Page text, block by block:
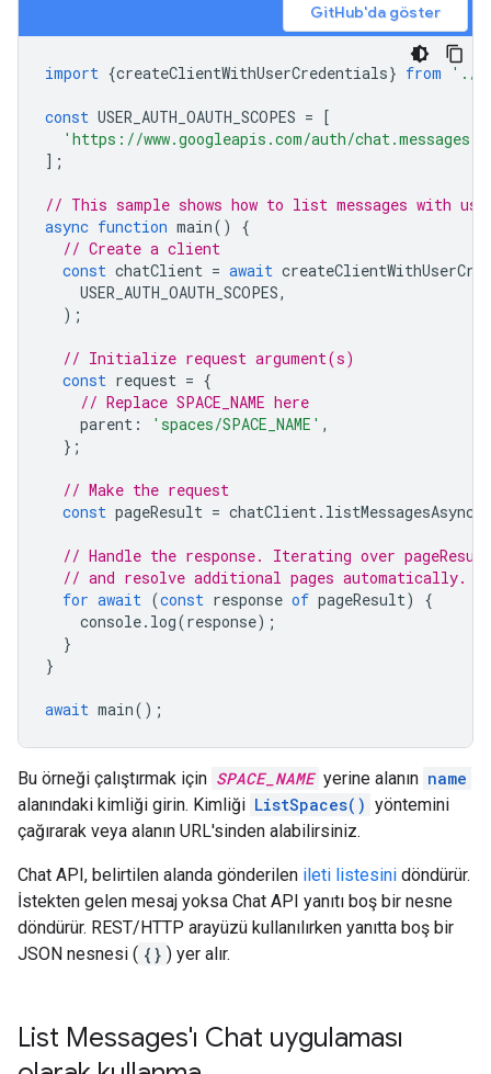
GitHub'da göster
import {createClientWithUserCredentials} from './
const USER_AUTH_OAUTH_SCOPES = [
'https://www.googleapis.com/auth/
];
// This sample shows how to list messages with
async function main()
{
// Create a client
const chatClient = await
USER_AUTH_OAUTH_SCOPES,
);
// Initialize request argument(s)
const request = {
// Replace SPACE_NAME here
parent : 'spaces/SPACE_NAME' ,
};
// Make the request
const pageResult = chatClient. listMessagesAsync
// Handle the response. Iterating over
// and resolve additional pages automatically.
for await (const response of pageResult)
{
console. log(response);
}
}
await main();
Bu örneği çalıştırmak için SPACE_NAME yerine alanın name
alanındaki kimliği girin. Kimliği ListSpaces() yöntemini
çağırarak veya alanın URL'sinden alabilirsiniz.
Chat API, belirtilen alanda gönderilen ileti listesini döndürür.
İstekten gelen mesaj yoksa Chat API yanıtı boş bir nesne
döndürür. REST/HTTP arayüzü kullanılırken yanıtta boş bir
JSON nesnesi ( {} ) yer alır.
List Messages'ı Chat uygulaması